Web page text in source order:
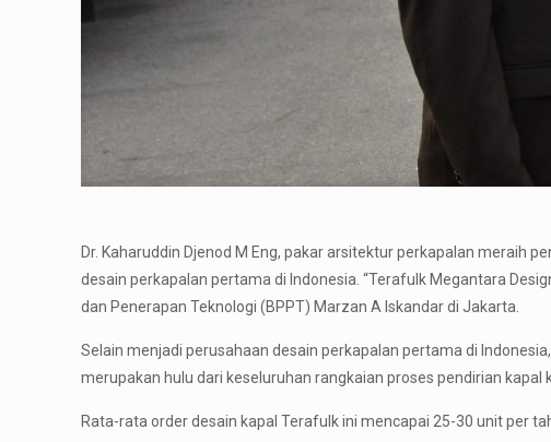
Dr. Kaharuddin Djenod M Eng, pakar arsitektur perkapalan meraih
desain perkapalan pertama di Indonesia. “Terafulk Megantara
dan Penerapan Teknologi (BPPT) Marzan A Iskandar di Jakarta.
Selain menjadi perusahaan desain perkapalan pertama di
merupakan hulu dari keseluruhan rangkaian proses pendirian
Rata-rata order desain kapal Terafulk ini mencapai 25-30 unit per